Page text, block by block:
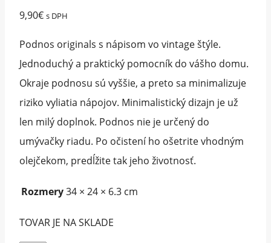
9,90€ s DPH
Podnos originals s nápisom vo vintage štýle.
Jednoduchý a praktický pomocník do vášho domu.
Okraje podnosu sú vyššie, a preto sa minimalizuje
riziko vyliatia nápojov. Minimalistický dizajn je už
len milý doplnok. Podnos nie je určený do
umývačky riadu. Po očistení ho ošetrite vhodným
olejčekom, predĺžite tak jeho životnosť.
Rozmery34 × 24 × 6.3 cm
TOVAR JE NA SKLADE